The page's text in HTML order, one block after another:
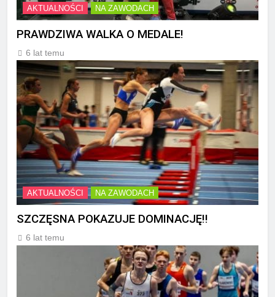
AKTUALNOŚCI NA ZAWODACH
PRAWDZIWA WALKA O MEDALE!
6 lat temu
AKTUALNOŚCI NA ZAWODACH
SZCZĘSNA POKAZUJE DOMINACJĘ!!
6 lat temu